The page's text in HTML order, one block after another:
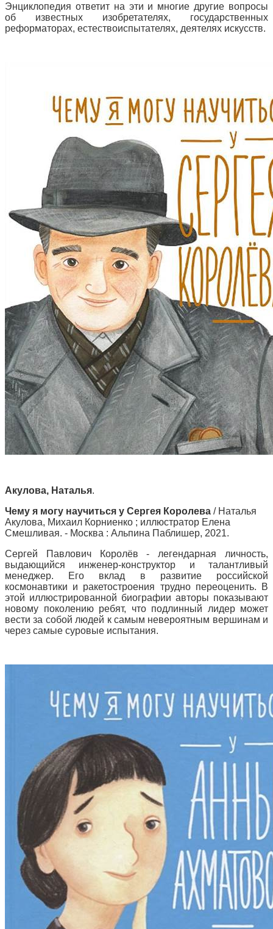
Энциклопедия ответит на эти и многие другие вопросы
об известных изобретателях, государственных
реформаторах, естествоиспытателях, деятелях искусств.
Акулова, Наталья.
Чему я могу научиться у Сергея Королева / Наталья
Акулова, Михаил Корниенко ; иллюстратор Елена
Смешливая. - Москва : Альпина Паблишер, 2021.
Сергей Павлович Королёв - легендарная личность,
выдающийся инженер-конструктор и талантливый
менеджер. Его вклад в развитие российской
космонавтики и ракетостроения трудно переоценить. В
этой иллюстрированной биографии авторы показывают
новому поколению ребят, что подлинный лидер может
вести за собой людей к самым невероятным вершинам и
через самые суровые испытания.